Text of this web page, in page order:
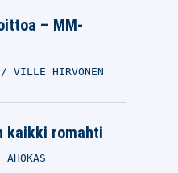
– MM-
VILLE HIRVONEN
kaikki romahti